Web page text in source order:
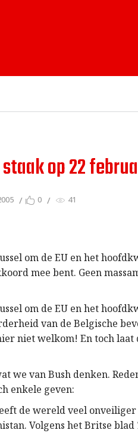
op 22
0 41
om de EU en het
mee bent. Geen
om de EU en het
van de Belgische
niet welkom! En toch
we van Bush denken.
enkele geven:
de wereld veel
Volgens het Britse blad